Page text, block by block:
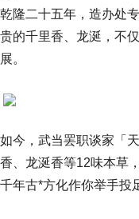
乾隆二十五年，造办处
贵的千里香、龙涎，不
展。
如今，武当罢职谈家「
香、龙涎香等12味本草
千年古*方化作你举手投